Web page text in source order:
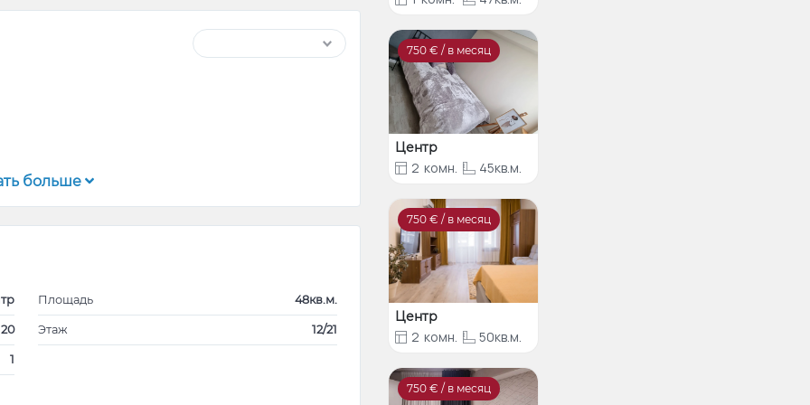
Петричеику Хашдеу 20.
Центральный парк, Пешеходная Евгения Дога,
больше
1
Площадь 48кв.м.
Этаж 12/21
750 € / в месяц
Центр
2 комн. 45кв.м.
750 € / в месяц
Центр
2 комн. 50кв.м.
750 € / в месяц